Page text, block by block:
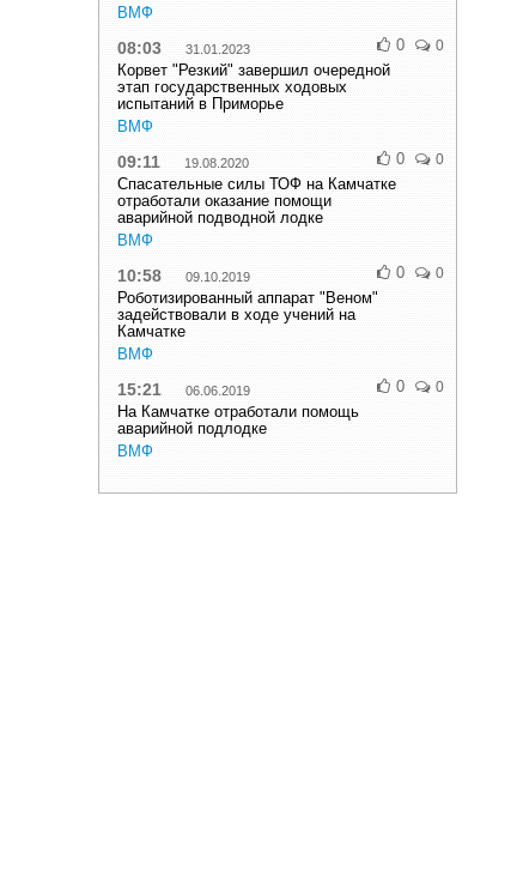
ВМФ
08:03 31.01.2023
Корвет "Резкий" завершил очередной
этап государственных ходовых
испытаний в Приморье
ВМФ
0 0
09:11 19.08.2020
Спасательные силы ТОФ на Камчатке
отработали оказание помощи
аварийной подводной лодке
ВМФ
0 0
10:58 09.10.2019
Роботизированный аппарат "Веном"
задействовали в ходе учений на
Камчатке
ВМФ
0 0
15:21 06.06.2019
На Камчатке отработали помощь
аварийной подлодке
ВМФ
0 0